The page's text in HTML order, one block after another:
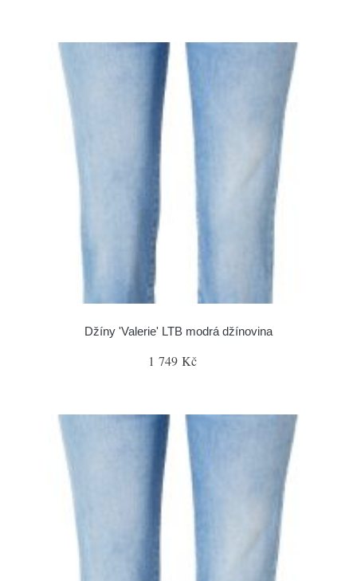
Džíny 'Valerie' LTB modrá džínovina
1 749 Kč